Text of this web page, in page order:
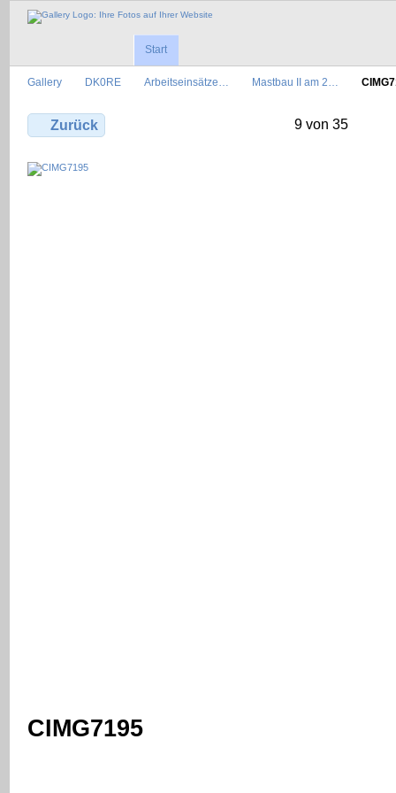
Start
Gallery DK0RE Arbeitseinsätze… Mastbau II am 2…
Zurück 9 von 35
CIMG7195